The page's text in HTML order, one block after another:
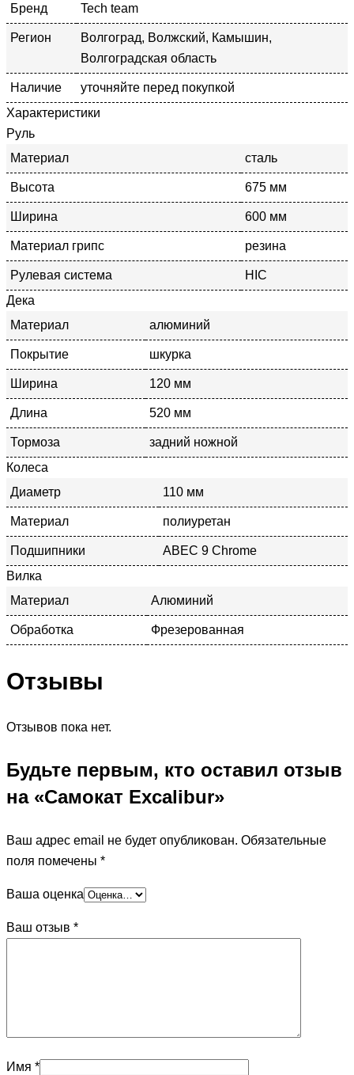
Бренд Tech team
Регион
Волгоград, Волжский, Камышин,
Волгоградская область
Наличие
уточняйте перед покупкой
Характеристики
Руль
Материал
сталь
Высота 675 мм
Ширина 600 мм
Материал грипс резина
Рулевая система
HIC
Дека
Материал
алюминий
Покрытие шкурка
Ширина 120 мм
Длина 520 мм
Тормоза
задний ножной
Колеса
Диаметр
110 мм
Материал полиуретан
Подшипники
ABEC 9 Chrome
Вилка
Материал
Алюминий
Обработка Фрезерованная
Отзывы
Отзывов пока нет.
Будьте первым, кто оставил отзыв
на «Самокат Excalibur»
Ваш адрес email не будет опубликован. Обязательные
поля помечены *
Ваша оценка
Ваш отзыв *
Имя *